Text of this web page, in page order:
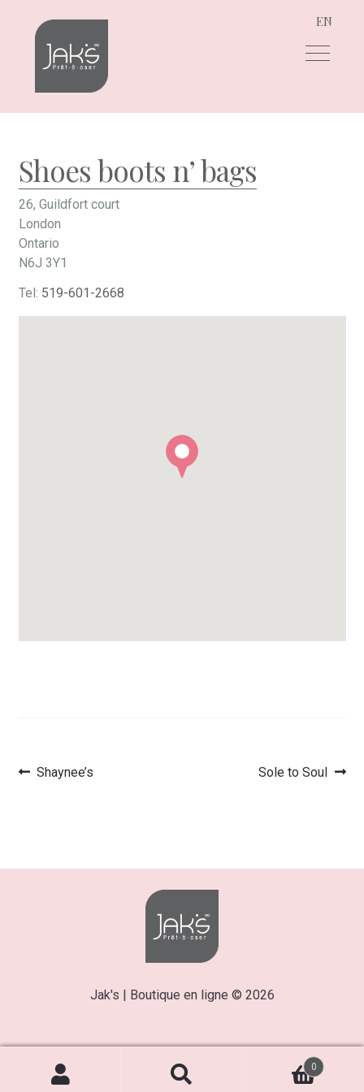
Aller
navigation
Aller
contenu
EN
Shoes boots n’ bags
26, Guildfort court
London
Ontario
N6J 3Y1
Tel: 519-601-2668
Navigation
Article
précédent :
Shaynee’s
Article
Sole to Soul
Jak's | Boutique en ligne © 2026
0